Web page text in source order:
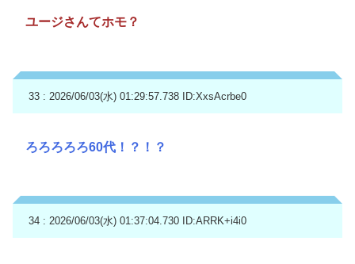
ユージさんてホモ？
33 : 2026/06/03(水) 01:29:57.738 ID:XxsAcrbe0
ろろろろろ60代！？！？
34 : 2026/06/03(水) 01:37:04.730 ID:ARRK+i4i0